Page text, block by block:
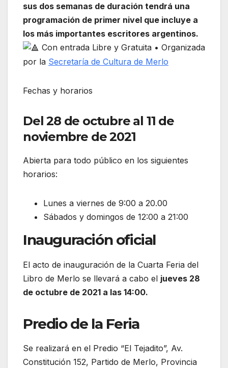
sus dos semanas de duración tendrá una
programación de primer nivel que incluye a
los más importantes escritores argentinos.
Con entrada Libre y Gratuita • Organizada
por la Secretaría de Cultura de Merlo
Fechas y horarios
Del 28 de octubre al 11 de
noviembre de 2021
Abierta para todo público en los siguientes
horarios:
Lunes a viernes de 9:00 a 20.00
Sábados y domingos de 12:00 a 21:00
Inauguración oficial
El acto de inauguración de la Cuarta Feria del
Libro de Merlo se llevará a cabo el jueves 28
de octubre de 2021 a las 14:00.
Predio de la Feria
Se realizará en el Predio “El Tejadito”, Av.
Constitución 152, Partido de Merlo, Provincia